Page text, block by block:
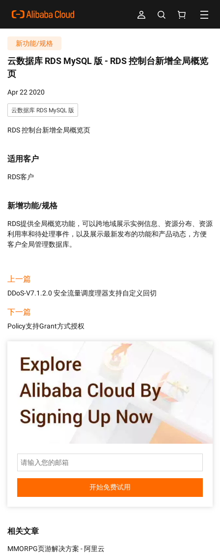
新功能/规格
云数据库 RDS MySQL 版 - RDS 控制台新增全局概览
页
Apr 22 2020
云数据库 RDS MySQL 版
RDS 控制台新增全局概览页
适用客户
RDS客户
新增功能/规格
RDS提供全局概览功能，可以跨地域展示实例信息、资源分布、资源
利用率和待处理事件，以及展示最新发布的功能和产品动态，方便
客户全局管理数据库。
上一篇
DDoS-V7.1.2.0 安全流量调度理器支持自定义回切
下一篇
Policy支持Grant方式授权
开始免费试用
相关文章
MMORPG页游解决方案 - 阿里云